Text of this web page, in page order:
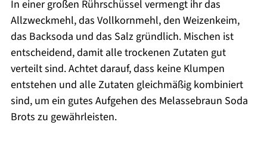
In einer großen Rührschüssel vermengt ihr das
Allzweckmehl, das Vollkornmehl, den Weizenkeim,
das Backsoda und das Salz gründlich. Mischen ist
entscheidend, damit alle trockenen Zutaten gut
verteilt sind. Achtet darauf, dass keine Klumpen
entstehen und alle Zutaten gleichmäßig kombiniert
sind, um ein gutes Aufgehen des Melassebraun Soda
Brots zu gewährleisten.